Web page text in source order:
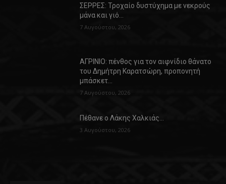
ΣΕΡΡΕΣ: Τροχαίο δυστύχημα με νεκρούς
μάνα και γιό…
7 Αυγούστου, 2026
ΑΓΡΙΝΙΟ: πένθος για τον αιφνίδιο θάνατο
του Δημήτρη Καρατσώρη, προπονητή
μπάσκετ…
7 Αυγούστου, 2026
Πέθανε ο Λάκης Χαλκιάς…
3 Αυγούστου, 2026